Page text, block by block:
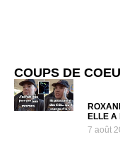
COUPS DE
ELLE A
7 août